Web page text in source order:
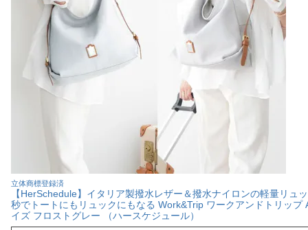
立体商標登録済
【HerSchedule】イタリア製撥水レザー＆撥水ナイロンの軽量リュ
秒でトートにもリュックにもなる Work&Trip ワークアンドトリップ
イズ フロストグレー （ハースケジュール）